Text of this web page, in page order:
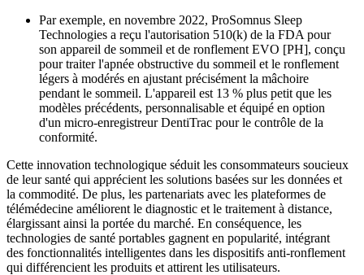
Par exemple, en novembre 2022, ProSomnus Sleep
Technologies a reçu l'autorisation 510(k) de la FDA pour
son appareil de sommeil et de ronflement EVO [PH], conçu
pour traiter l'apnée obstructive du sommeil et le ronflement
légers à modérés en ajustant précisément la mâchoire
pendant le sommeil. L'appareil est 13 % plus petit que les
modèles précédents, personnalisable et équipé en option
d'un micro-enregistreur DentiTrac pour le contrôle de la
conformité.
Cette innovation technologique séduit les consommateurs soucieux
de leur santé qui apprécient les solutions basées sur les données et
la commodité. De plus, les partenariats avec les plateformes de
télémédecine améliorent le diagnostic et le traitement à distance,
élargissant ainsi la portée du marché. En conséquence, les
technologies de santé portables gagnent en popularité, intégrant
des fonctionnalités intelligentes dans les dispositifs anti-ronflement
qui différencient les produits et attirent les utilisateurs.